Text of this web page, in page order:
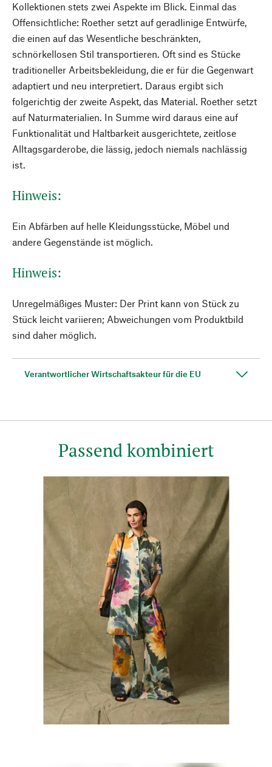
Kollektionen stets zwei Aspekte im Blick. Einmal das
Offensichtliche: Roether setzt auf geradlinige Entwürfe,
die einen auf das Wesentliche beschränkten,
schnörkellosen Stil transportieren. Oft sind es Stücke
traditioneller Arbeitsbekleidung, die er für die Gegenwart
adaptiert und neu interpretiert. Daraus ergibt sich
folgerichtig der zweite Aspekt, das Material. Roether setzt
auf Naturmaterialien. In Summe wird daraus eine auf
Funktionalität und Haltbarkeit ausgerichtete, zeitlose
Alltagsgarderobe, die lässig, jedoch niemals nachlässig
ist.
Hinweis:
Ein Abfärben auf helle Kleidungsstücke, Möbel und
andere Gegenstände ist möglich.
Hinweis:
Unregelmäßiges Muster: Der Print kann von Stück zu
Stück leicht variieren; Abweichungen vom Produktbild
sind daher möglich.
Verantwortlicher Wirtschaftsakteur für die EU
Passend kombiniert